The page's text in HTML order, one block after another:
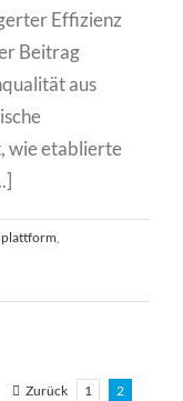
Effizienz
Beitrag
aus
wie etablierte
Zurück 1 2